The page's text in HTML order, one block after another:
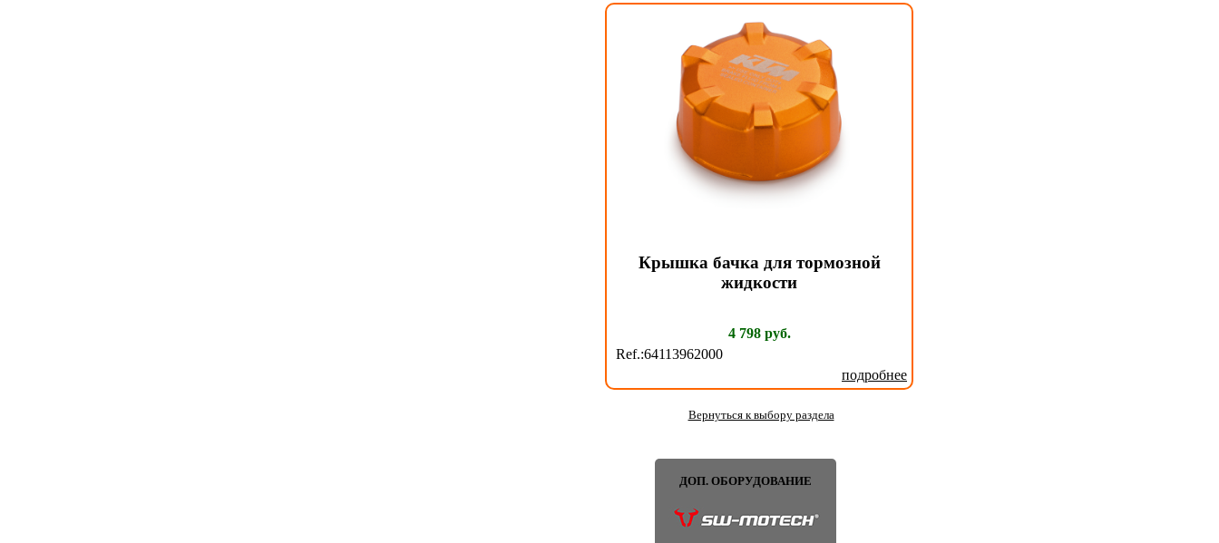
Крышка бачка для тормозной
жидкости
4 798 руб.
Ref.:64113962000
подробнее
Вернуться к выбору раздела
ДОП. ОБОРУДОВАНИЕ